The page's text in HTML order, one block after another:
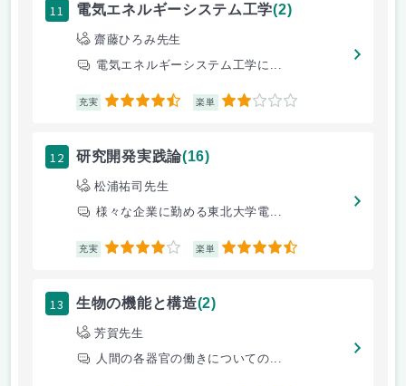
11 電気エネルギーシステム工学(2)
齋藤ひろみ先生
電気エネルギーシステム工学に...
充実 4.5 楽単 2
12 研究開発実践論(16)
松浦祐司先生
様々な企業に勤める東北大学電...
充実 4 楽単 4.5
13 生物の機能と構造(2)
芳賀先生
人間の各器官の働きについての...